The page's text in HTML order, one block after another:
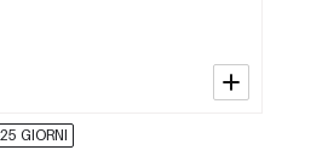
GIORNI